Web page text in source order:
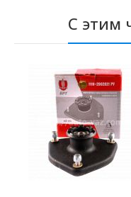
С этим